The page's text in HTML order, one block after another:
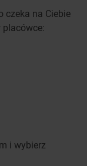
czeka na Ciebie
placówce:
i wybierz